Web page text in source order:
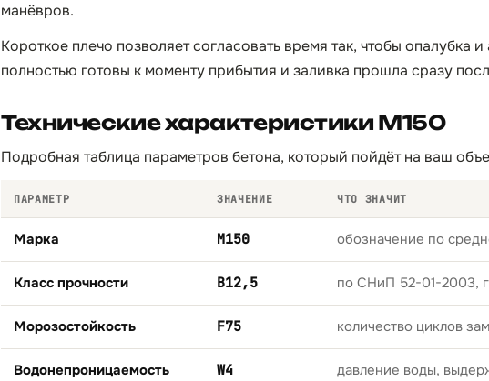
манёвров.
Короткое плечо позволяет согласовать время так, чтобы опалубка
полностью готовы к моменту прибытия и заливка прошла сразу
Технические характеристики М150
Подробная таблица параметров бетона, который пойдёт на ваш
ПАРАМЕТР ЗНАЧЕНИЕ ЧТО ЗНАЧИТ
Марка М150 обозначение по
Класс прочности B12,5 по СНиП 52-01-2003,
Морозостойкость F75 количество циклов
Водонепроницаемость W4 давление воды,